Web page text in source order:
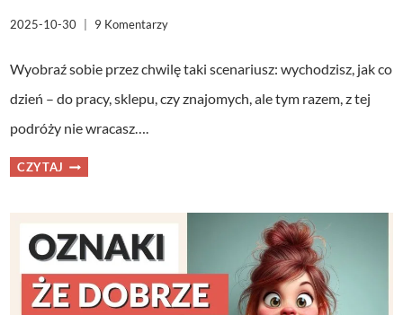
2025-10-30 9 Komentarzy
Wyobraź sobie przez chwilę taki scenariusz: wychodzisz, jak co
dzień – do pracy, sklepu, czy znajomych, ale tym razem, z tej
podróży nie wracasz….
CZYTAJ JAK
ZABEZPIECZYĆ
CZERWONA
TECZKA
I
TESTAMENT